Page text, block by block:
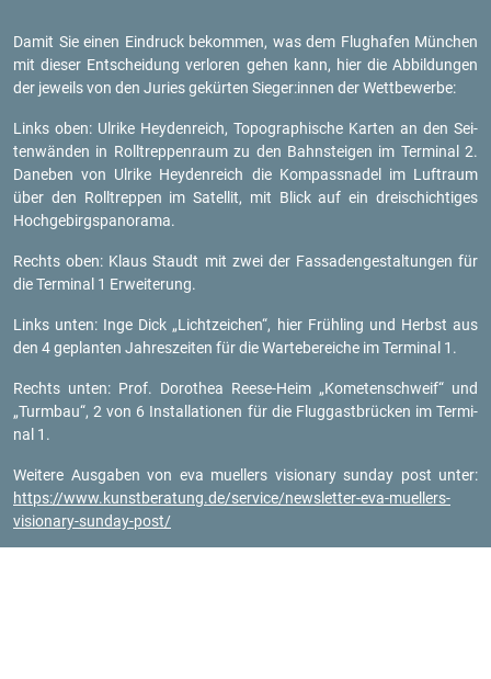
Damit Sie einen Ein­druck be­kom­men, was dem Flug­ha­fen Mün­chen
mit die­ser Ent­schei­dung ver­lo­ren gehen kann, hier die Ab­bil­dun­gen
der je­weils von den Ju­ries ge­kür­ten Sie­ger:innen der Wett­be­wer­be:
Links oben: Ul­ri­ke Heyden­reich, To­po­gra­phi­sche Kar­ten an den Sei­
ten­wän­den in Roll­trep­pen­raum zu den Bahn­stei­gen im Ter­mi­nal 2.
Da­ne­ben von Ul­ri­ke Heyden­reich die Kom­pass­na­del im Luft­raum
über den Roll­trep­pen im Sa­tel­lit, mit Blick auf ein drei­schich­ti­ges
Hoch­ge­birgs­pan­ora­ma.
Rechts oben: Klaus Staudt mit zwei der Fas­sa­den­ge­stal­tun­gen für
die Ter­mi­nal 1 Er­wei­te­rung.
Links unten: Inge Dick „Licht­zei­chen“, hier Früh­ling und Herbst aus
den 4 ge­plan­ten Jah­res­zei­ten für die War­te­be­rei­che im Ter­mi­nal 1.
Rechts unten: Prof. Do­ro­thea Ree­se-Heim „Ko­me­ten­schweif“ und
„Turm­bau“, 2 von 6 In­stal­la­tio­nen für die Flug­gast­brü­cken im Ter­mi­
nal 1.
Wei­te­re Aus­ga­ben von eva mu­el­lers vi­sio­na­ry sun­day post unter:
https://​www.​kun​stbe​ratu​ng.​de/​service/​newsletter-​eva-​muellers-​
visionary-​sunday-​post/